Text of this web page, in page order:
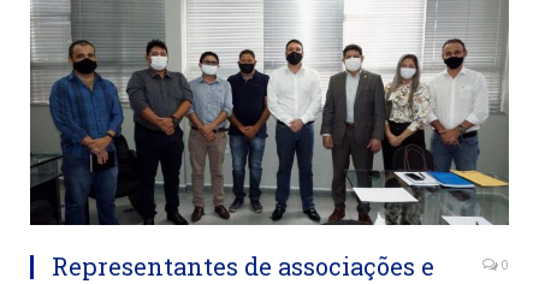
Representantes de associações e
0